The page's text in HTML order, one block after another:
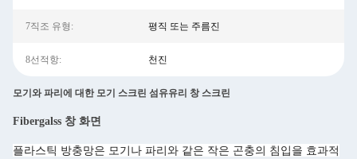
7직조 유형: 평직 또는 주름진
8선적항: 천진
모기와 파리에 대한 모기 스크린 섬유유리 창 스크린
Fibergalss 창 화면
플라스틱 방충망은 모기나 파리와 같은 작은 곤충의 침입을 효과적